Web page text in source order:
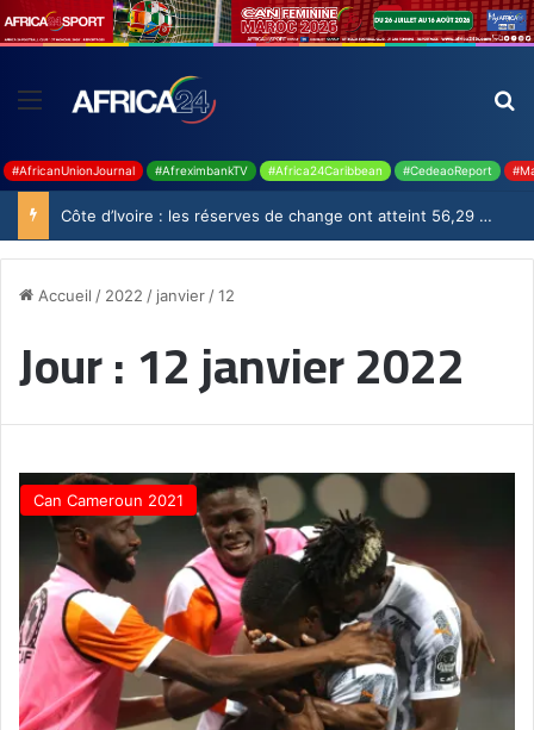
#AfricanUnionJournal #AfreximbankTV #Africa24Caribbean #CedeaoReport
Côte d’Ivoire : les réserves de change ont atteint 56,29 milliards USD en juillet
Accueil / 2022 / janvier /12
Jour :12 janvier 2022
Can Cameroun 2021